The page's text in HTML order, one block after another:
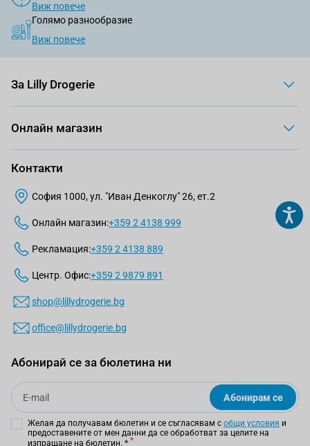
Виж повече
Голямо разнообразие
Виж повече
За Lilly Drogerie
Онлайн магазин
Контакти
София 1000, ул. "Иван Денкоглу" 26, ет.2
Онлайн магазин:+359 2 4138 999
Рекламация:+359 2 4138 889
Центр. Офис:+359 2 9879 891
shop@lillydrogerie.bg
office@lillydrogerie.bg
Абонирай се за бюлетина ни
Email
Абонирам се
Желая да получавам бюлетин и се съгласявам с общи условия и
предоставените от мен данни да се обработват за целите на
изпращане на бюлетин. *